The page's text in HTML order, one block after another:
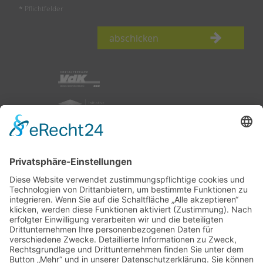
* Pflichtfelder
abschicken